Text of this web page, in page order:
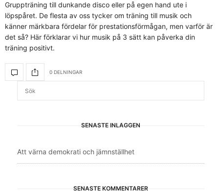
Gruppträning till dunkande disco eller på egen hand ute i
löpspåret. De flesta av oss tycker om träning till musik och
känner märkbara fördelar för prestationsförmågan, men varför är
det så? Här förklarar vi hur musik på 3 sätt kan påverka din
träning positivt.
0 DELNINGAR
SENASTE INLÄGGEN
Att värna demokrati och jämnställhet
SENASTE KOMMENTARER